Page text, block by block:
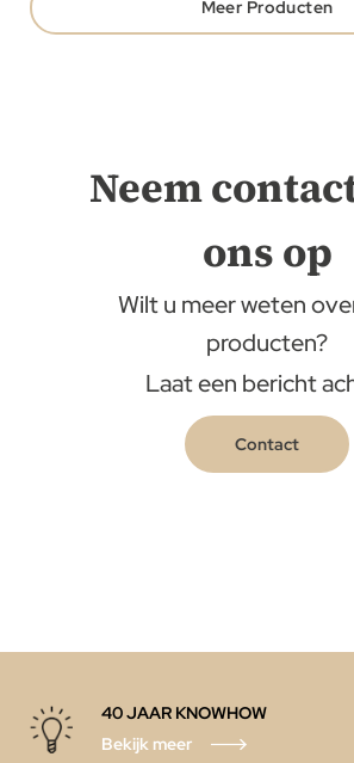
Meer Producten
Neem
ons op
Wilt u meer weten
producten?
Laat een bericht
Contact
40 JAAR KNOWHOW
Bekijk meer